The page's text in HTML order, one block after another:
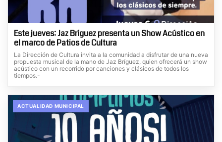
Este jueves: Jaz Bríguez presenta un Show Acústico en
el marco de Patios de Cultura
La Dirección de Cultura invita a la comunidad a disfrutar de una nueva
propuesta musical de la mano de Jaz Bríguez, quien ofrecerá un show
acústico con un recorrido por canciones y clásicos de todos los
tiempos.-
ACTUALIDAD MUNICIPAL